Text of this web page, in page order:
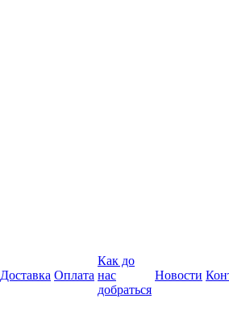
Доставка Оплата
Как до
нас
добраться
Новости